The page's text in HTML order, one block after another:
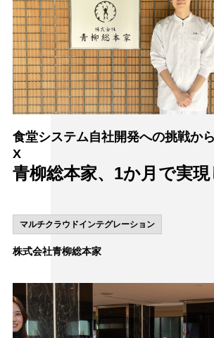
食堂システム自社開発への挑戦か
X
青柳総本家、1か月で実現
マルチクラウドインテグレーション
株式会社青柳総本家